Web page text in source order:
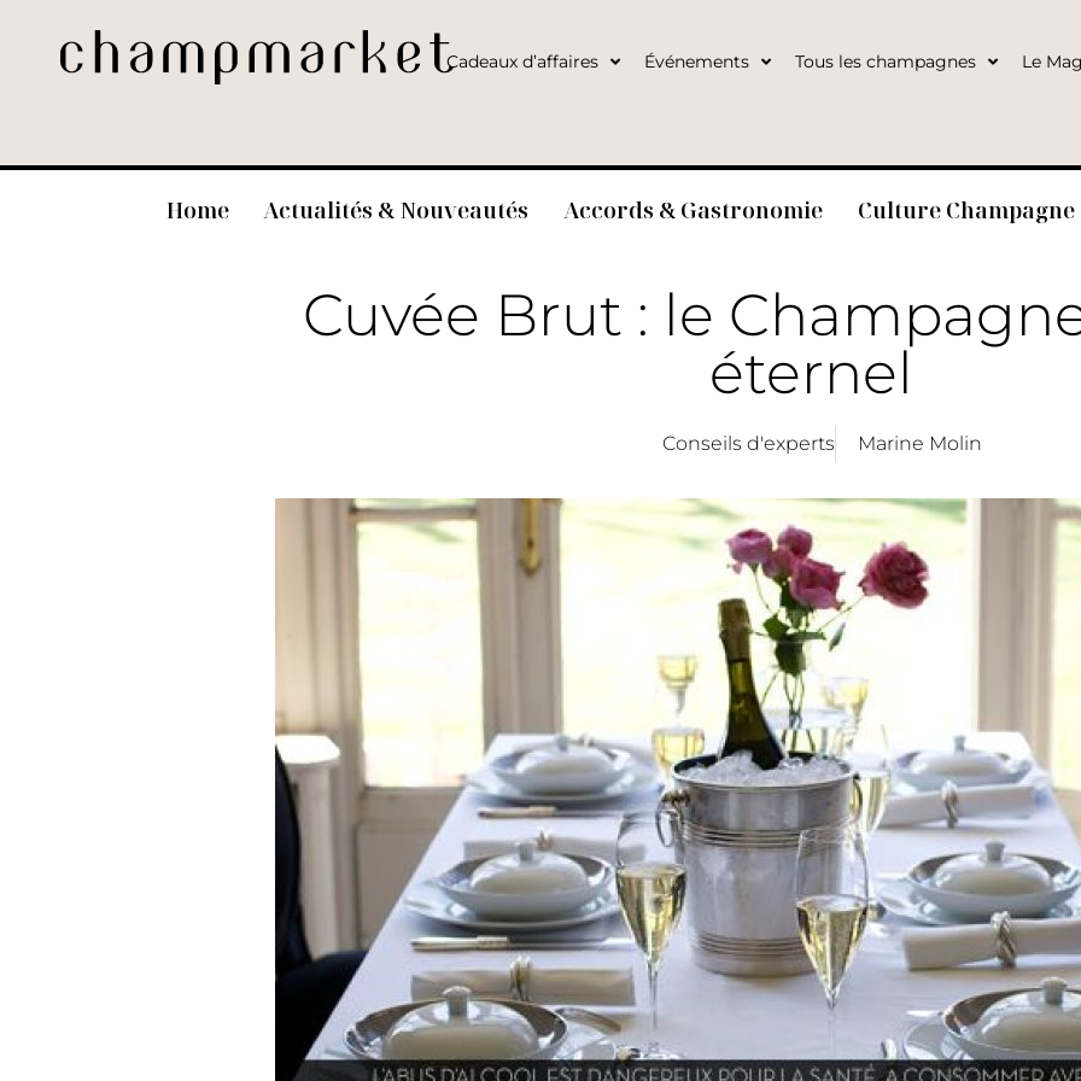
Cadeaux d’affaires Événements Tous les champagnes Le
Home Actualités & Nouveautés Accords & Gastronomie Culture Champagne
Cuvée Brut : le
éternel
Conseils d'experts Marine Molin